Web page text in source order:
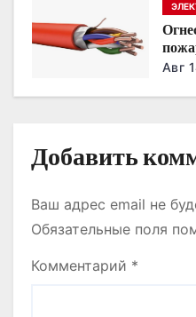
и
я
что
Авг
Добавить
Ваш адрес email не
Обязательные поля
Комментарий *